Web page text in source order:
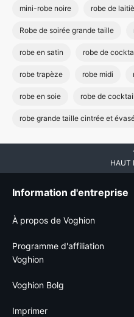
mini-robe noire robe de
Robe de soirée grande taille
robe en satin robe de
robe trapèze robe midi
robe en soie robe de cocktail
robe grande taille cintrée et
HAUT
Information d'entreprise
À propos de Voghion
Programme d'affiliation
Voghion
Voghion Bolg
Imprimer